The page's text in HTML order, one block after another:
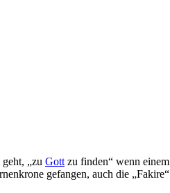
„zu Gott zu finden“ wenn
gefangen, auch die